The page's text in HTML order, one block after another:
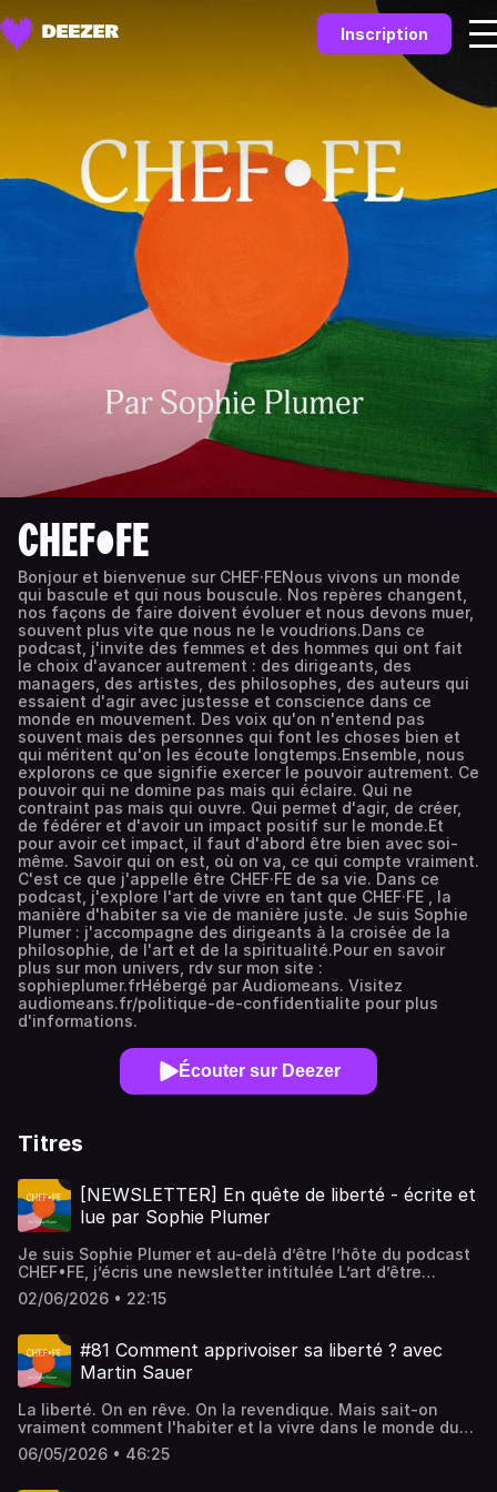
Inscription
CHEF•FE
Bonjour et bienvenue sur CHEF·FENous vivons un monde
qui bascule et qui nous bouscule. Nos repères changent,
nos façons de faire doivent évoluer et nous devons muer,
souvent plus vite que nous ne le voudrions.Dans ce
podcast, j'invite des femmes et des hommes qui ont fait
le choix d'avancer autrement : des dirigeants, des
managers, des artistes, des philosophes, des auteurs qui
essaient d'agir avec justesse et conscience dans ce
monde en mouvement. Des voix qu'on n'entend pas
souvent mais des personnes qui font les choses bien et
qui méritent qu'on les écoute longtemps.Ensemble, nous
explorons ce que signifie exercer le pouvoir autrement. Ce
pouvoir qui ne domine pas mais qui éclaire. Qui ne
contraint pas mais qui ouvre. Qui permet d'agir, de créer,
de fédérer et d'avoir un impact positif sur le monde.Et
pour avoir cet impact, il faut d'abord être bien avec soi-
même. Savoir qui on est, où on va, ce qui compte vraiment.
C'est ce que j'appelle être CHEF·FE de sa vie. Dans ce
podcast, j'explore l'art de vivre en tant que CHEF·FE , la
manière d'habiter sa vie de manière juste. Je suis Sophie
Plumer : j'accompagne des dirigeants à la croisée de la
philosophie, de l'art et de la spiritualité.Pour en savoir
plus sur mon univers, rdv sur mon site :
sophieplumer.frHébergé par Audiomeans. Visitez
audiomeans.fr/politique-de-confidentialite pour plus
d'informations.
Écouter sur Deezer
Titres
[NEWSLETTER] En quête de liberté - écrite et
lue par Sophie Plumer
Je suis Sophie Plumer et au-delà d’être l’hôte du podcast
CHEF•FE, j’écris une newsletter intitulée L’art d’être
CHEF•FE.Dans cette newsletter, j’explore le croisement du
monde économique avec l’art de vivre et la spiritualité.J’y
des lectures et des chemins de transformation intérieure
autour de questions liées à la liberté, au travail, au
pouvoir, au corps, à la création ou encore à notre manière
autour de questions comme :Comment vivre libre ?Quelle
place laisser au travail dans notre existence ?Comment
exercer son pouvoir sans se perdre ?Comment apprendre
à s’aimer sans se quitter ?Cette newsletter est gratuite et
02/06/2026 • 22:15
#81 Comment apprivoiser sa liberté ? avec
Martin Sauer
La liberté. On en rêve. On la revendique. Mais sait-on
vraiment comment l'habiter et la vivre dans le monde du
business ?Martin Sauer, lui, en a fait un art de vivre et le
cœur de ce qu'il construit.Cofondateur de Slean, avec ses
06/05/2026 • 46:25